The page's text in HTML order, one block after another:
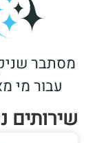
מסתבר
עבור מי
שירותים